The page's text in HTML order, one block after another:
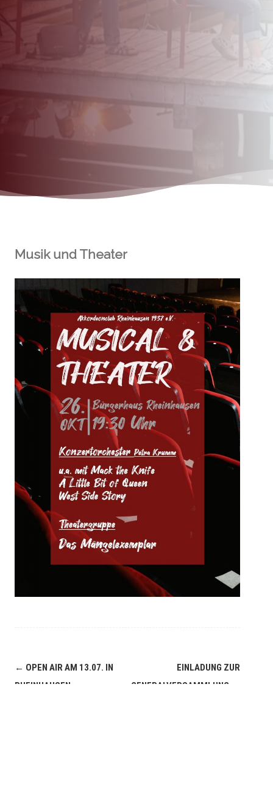
Musik und Theater
Navigation
(Beiträge)
← OPEN AIR AM 13.07. IN
RHEINHAUSEN
EINLADUNG ZUR
GENERALVERSAMMLUNG